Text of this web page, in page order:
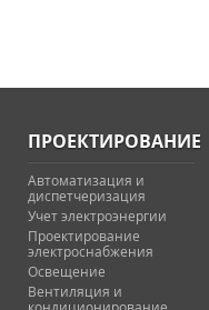
ПРОЕКТИРОВАНИЕ
Автоматизация и
диспетчеризация
Учет электроэнергии
Проектирование
электроснабжения
Освещение
Вентиляция и